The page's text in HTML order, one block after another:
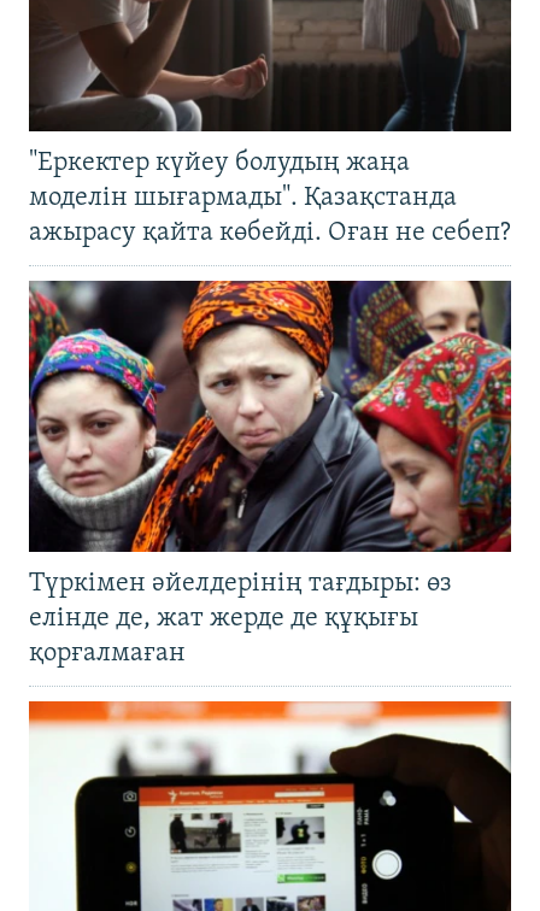
"Еркектер күйеу болудың жаңа
моделін шығармады". Қазақстанда
ажырасу қайта көбейді. Оған не себеп?
Түркімен әйелдерінің тағдыры: өз
елінде де, жат жерде де құқығы
қорғалмаған